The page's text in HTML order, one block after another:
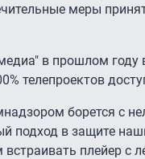
меры
в прошлом году
телепроектов
борется с
подход в защите
плейер с